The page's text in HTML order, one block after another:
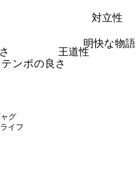
対立性
明快な物語
王道性
テンポの良さ
グ
イフ